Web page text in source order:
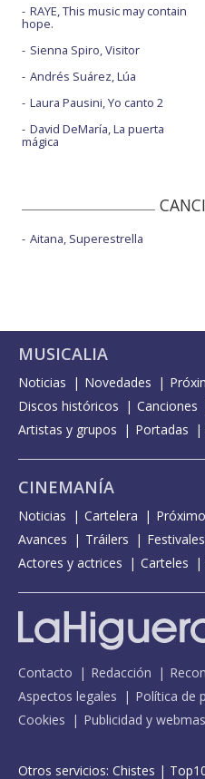
RAYE, This music may contain
hope.
Sienna Spiro, Visitor
Andrés Suárez, Lúa
Laura Pausini, Yo canto 2
David DeMaría, La puerta
mágica
Aitana, Superestrella
MUSICALIA
Noticias Novedades
Discos históricos
Canciones
Artistas y grupos
Portadas
CINEMANÍA
Noticias Cartelera
Avances
Tráilers
Actores y actrices
Carteles
Contacto Redacción
Aspectos legales
Política de
Cookies
Publicidad y
Otros servicios: Chistes |